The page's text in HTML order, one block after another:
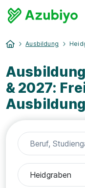
Ausbildung
& 2027: